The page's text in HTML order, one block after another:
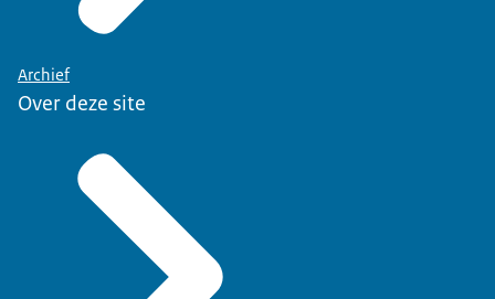
Archief
Over deze site